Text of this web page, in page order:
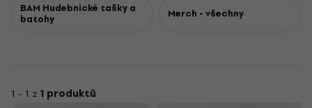
BAM Hudebnické tašky a
batohy Merch - všechny
1 - 1 z 1 produktů